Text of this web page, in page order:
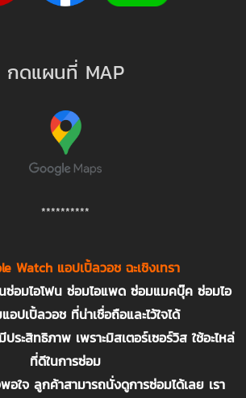
กดแผนที่ MAP
**********
Watch แอปเปิ้ลวอช ฉะเชิงเทรา
ซ่อมไอโฟน ซ่อมไอแพด ซ่อมแมคบุ๊ค ซ่อมไอ
ปเปิ้ลวอช ที่น่าเชื่อถือและไว้ใจได้
ระสิทธิภาพ เพราะมิสเตอร์เซอร์วิส ใช้อะไหล่
ที่ดีในการซ่อม
ใจ ลูกค้าสามารถนั่งดูการซ่อมได้เลย เรา